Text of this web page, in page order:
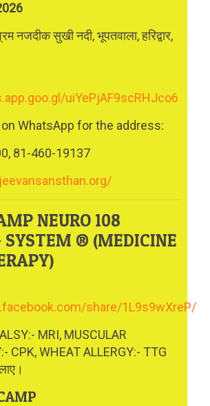
नजदीक सुखी नदी, भूपतवाला, हरिद्वार,
uiYePjAF9scRHJco6
WhatsApp for the address:
81-460-19137
NEURO 108
SYSTEM ® (MEDICINE
share/1L9s9wXreP/
MRI, MUSCULAR
CPK, WHEAT ALLERGY:- TTG